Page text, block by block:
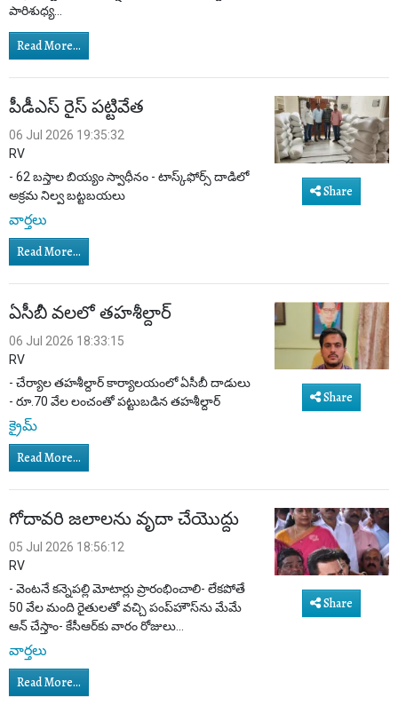
పారిశుధ్య...
Read More...
పీడీఎస్ రైస్ పట్టివేత
06 Jul 2026 19:35:32
RV
- 62 బస్తాల బియ్యం స్వాధీనం - టాస్క్‌ఫోర్స్ దాడిలో
అక్రమ నిల్వ బట్టబయలు
వార్తలు
Read More...
Share
ఏసీబీ వలలో తహశీల్దార్
06 Jul 2026 18:33:15
RV
- చేర్యాల తహశీల్దార్ కార్యాలయంలో ఏసీబీ దాడులు
- రూ.70 వేల లంచంతో పట్టుబడిన తహశీల్దార్
క్రైమ్
Read More...
Share
గోదావరి జలాలను వృదా చేయొద్దు
05 Jul 2026 18:56:12
RV
- వెంటనే కన్నెపల్లి మోటార్లు ప్రారంభించాలి- లేకపోతే
50 వేల మంది రైతులతో వచ్చి పంప్‌హౌస్‌ను మేమే
ఆన్ చేస్తాం- కేసీఆర్‌కు వారం రోజులు...
వార్తలు
Read More...
Share